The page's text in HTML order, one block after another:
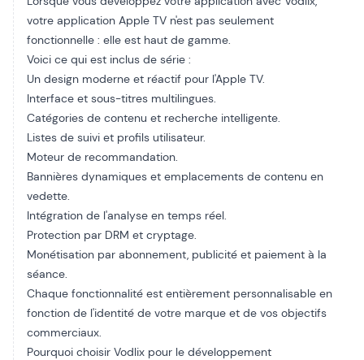
votre application Apple TV n'est pas seulement
fonctionnelle : elle est haut de gamme.
Voici ce qui est inclus de série :
Un design moderne et réactif pour l'Apple TV.
Interface et sous-titres multilingues.
Catégories de contenu et recherche intelligente.
Listes de suivi et profils utilisateur.
Moteur de recommandation.
Bannières dynamiques et emplacements de contenu en
vedette.
Intégration de l'analyse en temps réel.
Protection par DRM et cryptage.
Monétisation par abonnement, publicité et paiement à la
séance.
Chaque fonctionnalité est entièrement personnalisable en
fonction de l'identité de votre marque et de vos objectifs
commerciaux.
Pourquoi choisir Vodlix pour le développement